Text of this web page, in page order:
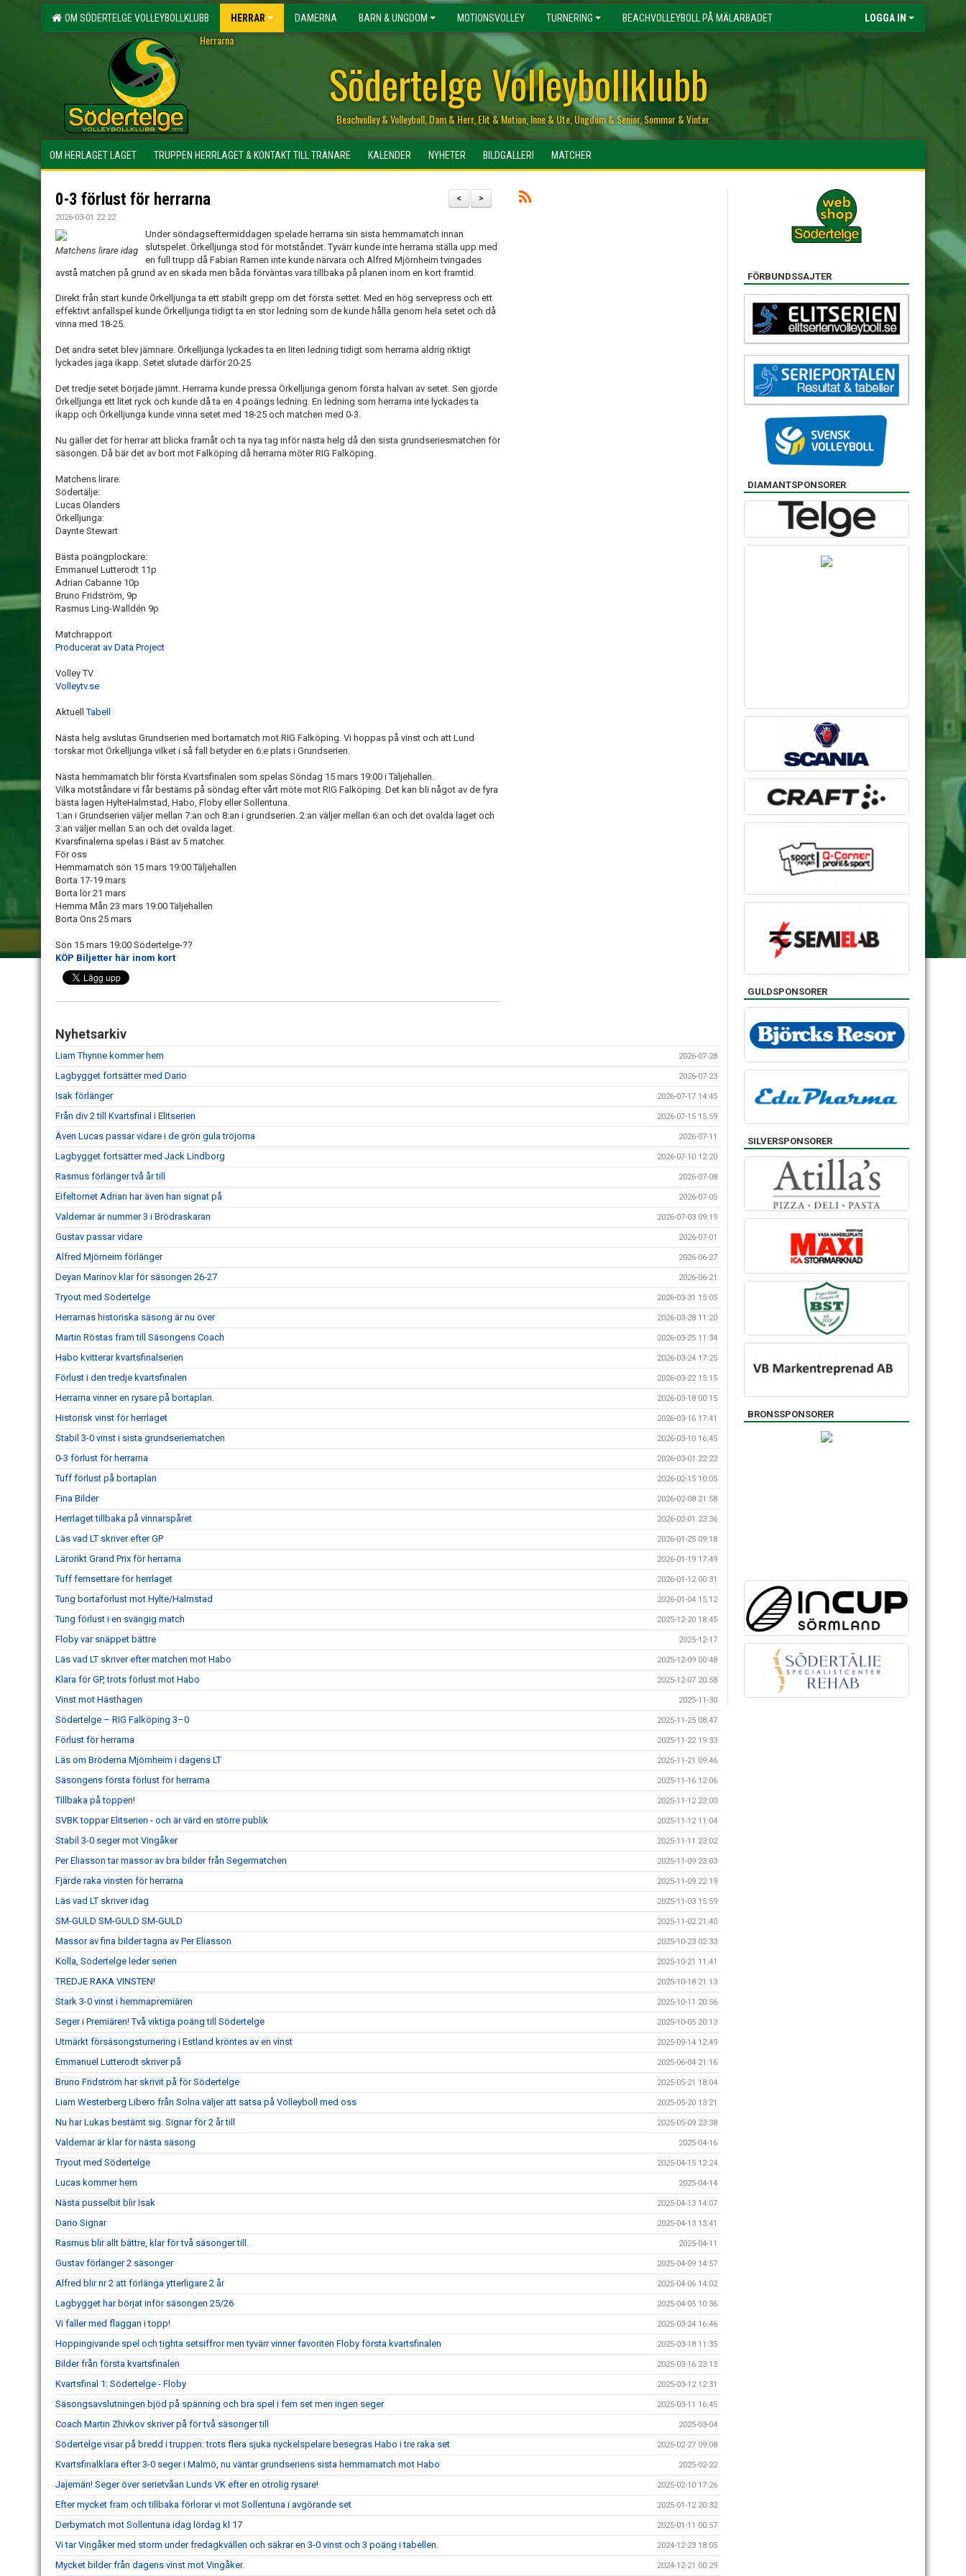
OM SÖDERTELGE VOLLEYBOLLKLUBB HERRAR DAMERNA BARN & UNGDOM MOTIONSVOLLEY TURNERING BEACHVOLLEYBOLL PÅ MÄLARBADET LOGGA IN
Södertelge Volleybollklubb
Beachvolley & Volleyboll, Dam & Herr, Elit & Motion, Inne & Ute, Ungdom & Senior, Sommar & Vinter
Herrarna
OM HERLAGET LAGET TRUPPEN HERRLAGET & KONTAKT TILL TRÄNARE KALENDER NYHETER BILDGALLERI MATCHER
>
<
0-3 förlust för herrarna
2026-03-01 22:22
Matchens lirare idag
Under söndagseftermiddagen spelade herrarna sin sista hemmamatch innan
slutspelet. Örkelljunga stod för motståndet. Tyvärr kunde inte herrarna ställa upp med
en full trupp då Fabian Ramen inte kunde närvara och Alfred Mjörnheim tvingades
avstå matchen på grund av en skada men båda förväntas vara tillbaka på planen inom en kort framtid.
Direkt från start kunde Örkelljunga ta ett stabilt grepp om det första settet. Med en hög servepress och ett
effektivt anfallspel kunde Örkelljunga tidigt ta en stor ledning som de kunde hålla genom hela setet och då
vinna med 18-25.
Det andra setet blev jämnare. Örkelljunga lyckades ta en liten ledning tidigt som herrarna aldrig riktigt
lyckades jaga ikapp. Setet slutade därför 20-25
Det tredje setet började jämnt. Herrarna kunde pressa Örkelljunga genom första halvan av setet. Sen gjorde
Örkelljunga ett litet ryck och kunde då ta en 4 poängs ledning. En ledning som herrarna inte lyckades ta
ikapp och Örkelljunga kunde vinna setet med 18-25 och matchen med 0-3.
Nu gäller det för herrar att blicka framåt och ta nya tag inför nästa helg då den sista grundseriesmatchen för
säsongen. Då bär det av bort mot Falköping då herrarna möter RIG Falköping.
Matchens lirare:
Södertälje:
Lucas Olanders
Örkelljunga:
Daynte Stewart
Bästa poängplockare:
Emmanuel Lutterodt 11p
Adrian Cabanne 10p
Bruno Fridström, 9p
Rasmus Ling-Walldén 9p
Matchrapport
Producerat av Data Project
Volley TV
Volleytv.se
AktuellTabell
Nästa helg avslutas Grundserien med bortamatch mot RIG Falköping. Vi hoppas på vinst och att Lund
torskar mot Örkelljunga vilket i så fall betyder en 6:e plats i Grundserien.
Nästa hemmamatch blir första Kvartsfinalen som spelas Söndag 15 mars 19:00 i Täljehallen.
Vilka motståndare vi får bestäms på söndag efter vårt möte mot RIG Falköping. Det kan bli något av de fyra
bästa lagen HylteHalmstad, Habo, Floby eller Sollentuna.
1:an i Grundserien väljer mellan 7:an och 8:an i grundserien. 2:an väljer mellan 6:an och det ovalda laget och
3:an väljer mellan 5:an och det ovalda laget.
Kvarsfinalerna spelas i Bäst av 5 matcher.
För oss
Hemmamatch sön 15 mars 19:00 Täljehallen
Borta 17-19 mars
Borta lör 21 mars
Hemma Mån 23 mars 19:00 Täljehallen
Borta Ons 25 mars
Sön 15 mars 19:00 Södertelge-??
KÖP Biljetter här inom kort
Nyhetsarkiv
Liam Thynne kommer hem 2026-07-28
Lagbygget fortsätter med Dario 2026-07-23
Isak förlänger 2026-07-17 14:45
Från div 2 till Kvartsfinal i Elitserien 2026-07-15 15:59
Även Lucas passar vidare i de grön gula tröjorna 2026-07-11
Lagbygget fortsätter med Jack Lindborg 2026-07-10 12:20
Rasmus förlänger två år till 2026-07-08
Eifeltornet Adrian har även han signat på 2026-07-05
Valdemar är nummer 3 i Brödraskaran 2026-07-03 09:19
Gustav passar vidare 2026-07-01
Alfred Mjörneim förlänger 2026-06-27
Deyan Marinov klar för säsongen 26-27 2026-06-21
Tryout med Södertelge 2026-03-31 15:05
Herrarnas historiska säsong är nu över 2026-03-28 11:20
Martin Röstas fram till Säsongens Coach 2026-03-25 11:34
Habo kvitterar kvartsfinalserien 2026-03-24 17:25
Förlust i den tredje kvartsfinalen 2026-03-22 15:15
Herrarna vinner en rysare på bortaplan. 2026-03-18 00:15
Historisk vinst för herrlaget 2026-03-16 17:41
Stabil 3-0 vinst i sista grundseriematchen 2026-03-10 16:45
0-3 förlust för herrarna 2026-03-01 22:22
Tuff förlust på bortaplan 2026-02-15 10:05
Fina Bilder 2026-02-08 21:58
Herrlaget tillbaka på vinnarspåret 2026-02-01 23:36
Läs vad LT skriver efter GP 2026-01-25 09:18
Lärorikt Grand Prix för herrarna 2026-01-19 17:49
Tuff femsettare för herrlaget 2026-01-12 00:31
Tung bortaförlust mot Hylte/Halmstad 2026-01-04 15:12
Tung förlust i en svängig match 2025-12-20 18:45
Floby var snäppet bättre 2025-12-17
Läs vad LT skriver efter matchen mot Habo 2025-12-09 00:48
Klara för GP, trots förlust mot Habo 2025-12-07 20:58
Vinst mot Hästhagen 2025-11-30
Södertelge – RIG Falköping 3–0 2025-11-25 08:47
Förlust för herrarna 2025-11-22 19:33
Läs om Bröderna Mjörnheim i dagens LT 2025-11-21 09:46
Säsongens första förlust för herrarna 2025-11-16 12:06
Tillbaka på toppen! 2025-11-12 23:00
SVBK toppar Elitserien - och är värd en större publik 2025-11-12 11:04
Stabil 3-0 seger mot Vingåker 2025-11-11 23:02
Per Eliasson tar massor av bra bilder från Segermatchen 2025-11-09 23:03
Fjärde raka vinsten för herrarna 2025-11-09 22:19
Läs vad LT skriver idag 2025-11-03 15:59
SM-GULD SM-GULD SM-GULD 2025-11-02 21:40
Massor av fina bilder tagna av Per Eliasson 2025-10-23 02:33
Kolla, Södertelge leder serien 2025-10-21 11:41
TREDJE RAKA VINSTEN! 2025-10-18 21:13
Stark 3-0 vinst i hemmapremiären 2025-10-11 20:56
Seger i Premiären! Två viktiga poäng till Södertelge 2025-10-05 20:13
Utmärkt försäsongsturnering i Estland kröntes av en vinst 2025-09-14 12:49
Emmanuel Lutterodt skriver på 2025-06-04 21:16
Bruno Fridström har skrivit på för Södertelge 2025-05-21 18:04
Liam Westerberg Libero från Solna väljer att satsa på Volleyboll med oss 2025-05-20 13:21
Nu har Lukas bestämt sig. Signar för 2 år till 2025-05-09 23:38
Valdemar är klar för nästa säsong 2025-04-16
Tryout med Södertelge 2025-04-15 12:24
Lucas kommer hem 2025-04-14
Nästa pusselbit blir Isak 2025-04-13 14:07
Dario Signar 2025-04-13 13:41
Rasmus blir allt bättre, klar för två säsonger till. 2025-04-11
Gustav förlänger 2 säsonger 2025-04-09 14:57
Alfred blir nr 2 att förlänga ytterligare 2 år 2025-04-06 14:02
Lagbygget har börjat inför säsongen 25/26 2025-04-05 10:36
Vi faller med flaggan i topp! 2025-03-24 16:46
Hoppingivande spel och tighta setsiffror men tyvärr vinner favoriten Floby första kvartsfinalen 2025-03-18 11:35
Bilder från första kvartsfinalen 2025-03-16 23:13
Kvartsfinal 1: Södertelge - Floby 2025-03-12 12:31
Säsongsavslutningen bjöd på spänning och bra spel i fem set men ingen seger 2025-03-11 16:45
Coach Martin Zhivkov skriver på för två säsonger till 2025-03-04
Södertelge visar på bredd i truppen: trots flera sjuka nyckelspelare besegras Habo i tre raka set 2025-02-27 09:08
Kvartsfinalklara efter 3-0 seger i Malmö, nu väntar grundseriens sista hemmamatch mot Habo 2025-02-22
Jajemän! Seger över serietvåan Lunds VK efter en otrolig rysare! 2025-02-10 17:26
Efter mycket fram och tillbaka förlorar vi mot Sollentuna i avgörande set 2025-01-12 20:32
Derbymatch mot Sollentuna idag lördag kl 17 2025-01-11 00:57
Vi tar Vingåker med storm under fredagkvällen och säkrar en 3-0 vinst och 3 poäng i tabellen. 2024-12-23 18:05
Mycket bilder från dagens vinst mot Vingåker. 2024-12-21 00:29
FÖRBUNDSSAJTER
DIAMANTSPONSORER
GULDSPONSORER
SILVERSPONSORER
BRONSSPONSORER